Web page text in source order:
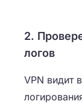
2.
логов
VPN видит